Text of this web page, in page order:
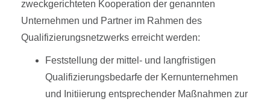
zweckgerichteten Kooperation der genannten
Unternehmen und Partner im Rahmen des
Qualifizierungsnetzwerks erreicht werden:
Feststellung der mittel- und langfristigen
Qualifizierungsbedarfe der Kernunternehmen
und Initiierung entsprechender Maßnahmen zur